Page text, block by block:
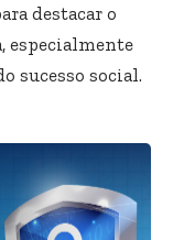
destacar o
especialmente
sucesso social.